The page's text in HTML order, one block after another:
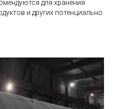
резервуар.
для хранения
и других потенциально